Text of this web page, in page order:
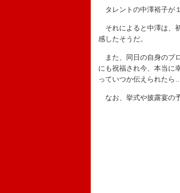
タレントの中澤裕子が
それによると中澤は、
感したそうだ。
また、同日の自身のブ
にも祝福され今、本当に
っていつか伝えられたら
なお、挙式や披露宴の